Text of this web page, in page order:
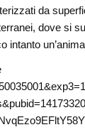
da
dove si
intanto